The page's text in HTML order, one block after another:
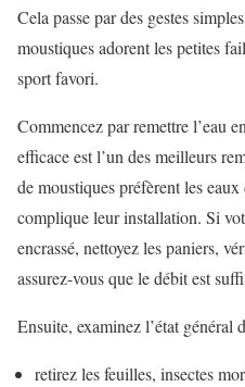
Cela passe par des gestes
moustiques adorent les petites
sport favori.
Commencez par remettre l’eau
efficace est l’un des meilleurs
de moustiques préfèrent les
complique leur installation. Si
encrassé, nettoyez les paniers,
assurez-vous que le débit est
Ensuite, examinez l’état général
retirez les feuilles, insectes